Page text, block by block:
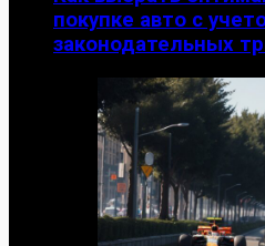
покупке авто с
законодательных